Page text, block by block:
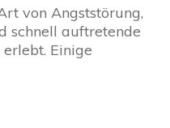
von Angststörung,
schnell auftretende
Einige